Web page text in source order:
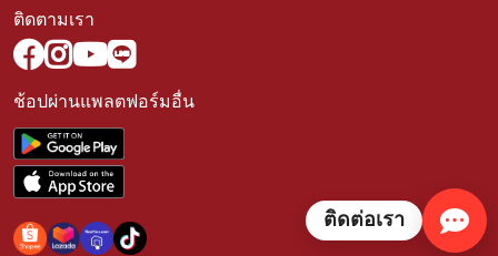
ติดต่อเรา
ติดตามเรา
ช้อปผ่านแพลตฟอร์มอื่น